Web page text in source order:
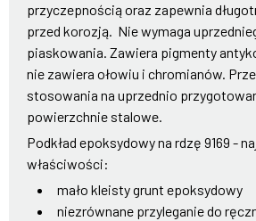
przyczepnością oraz zapewnia
przed korozją. Nie wymaga
piaskowania. Zawiera pigmenty
nie zawiera ołowiu i chromianów.
stosowania na uprzednio
powierzchnie stalowe.
Podkład epoksydowy na rdzę 9169 -
właściwości:
mało kleisty grunt epoksydowy
niezrównane przyleganie do